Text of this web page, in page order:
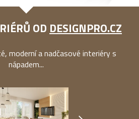
OD DESIGNPRO.CZ
moderní a nadčasové interiéry s
nápadem...